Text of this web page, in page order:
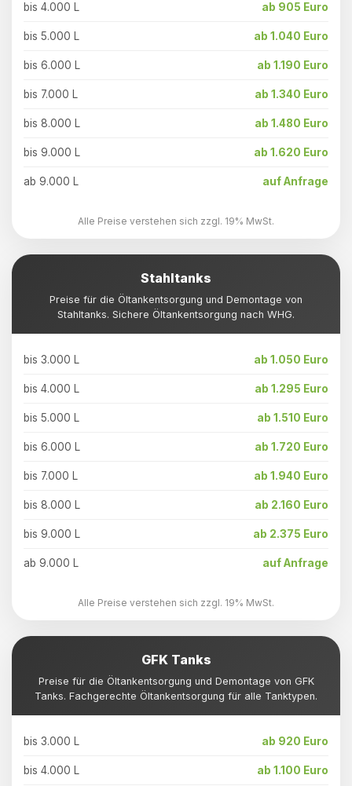
bis 4.000 L ab 905 Euro
bis 5.000 L ab 1.040 Euro
bis 6.000 L ab 1.190 Euro
bis 7.000 L ab 1.340 Euro
bis 8.000 L ab 1.480 Euro
bis 9.000 L ab 1.620 Euro
ab 9.000 L auf Anfrage
Alle Preise verstehen sich zzgl. 19% MwSt.
Stahltanks
Preise für die Öltankentsorgung und Demontage von
Stahltanks. Sichere Öltankentsorgung nach WHG.
bis 3.000 L ab 1.050 Euro
bis 4.000 L ab 1.295 Euro
bis 5.000 L ab 1.510 Euro
bis 6.000 L ab 1.720 Euro
bis 7.000 L ab 1.940 Euro
bis 8.000 L ab 2.160 Euro
bis 9.000 L ab 2.375 Euro
ab 9.000 L auf Anfrage
Alle Preise verstehen sich zzgl. 19% MwSt.
GFK Tanks
Preise für die Öltankentsorgung und Demontage von GFK
Tanks. Fachgerechte Öltankentsorgung für alle Tanktypen.
bis 3.000 L ab 920 Euro
bis 4.000 L ab 1.100 Euro